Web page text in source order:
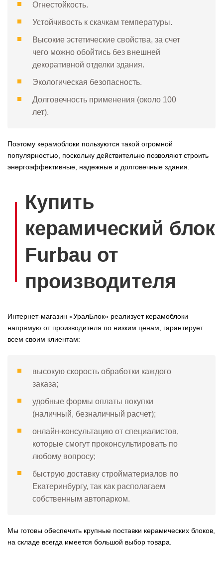
Огнестойкость.
Устойчивость к скачкам температуры.
Высокие эстетические свойства, за счет
чего можно обойтись без внешней
декоративной отделки здания.
Экологическая безопасность.
Долговечность применения (около 100
лет).
Поэтому керамоблоки пользуются такой огромной
популярностью, поскольку действительно позволяют строить
энергоэффективные, надежные и долговечные здания.
Купить
керамический блок
Furbau от
производителя
Интернет-магазин «УралБлок» реализует керамоблоки
напрямую от производителя по низким ценам, гарантирует
всем своим клиентам:
высокую скорость обработки каждого
заказа;
удобные формы оплаты покупки
(наличный, безналичный расчет);
онлайн-консультацию от специалистов,
которые смогут проконсультировать по
любому вопросу;
быструю доставку стройматериалов по
Екатеринбургу, так как располагаем
собственным автопарком.
Мы готовы обеспечить крупные поставки керамических блоков,
на складе всегда имеется большой выбор товара.